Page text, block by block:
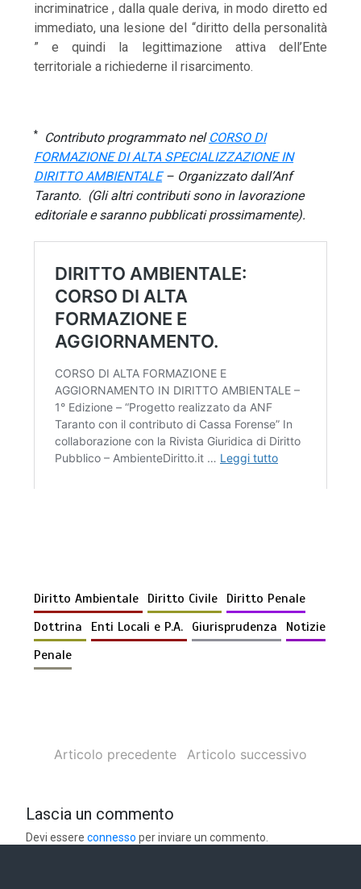
incriminatrice , dalla quale deriva, in modo diretto ed
immediato, una lesione del “diritto della personalità
” e quindi la legittimazione attiva dell’Ente
territoriale a richiederne il risarcimento.
* Contributo programmato nel CORSO DI
FORMAZIONE DI ALTA SPECIALIZZAZIONE IN
DIRITTO AMBIENTALE– Organizzato dall’Anf
Taranto. (Gli altri contributi sono in lavorazione
editoriale e saranno pubblicati prossimamente).
Diritto Ambientale Diritto Civile Diritto Penale
Dottrina
Enti Locali e P.A. Giurisprudenza
Notizie
Penale
Articolo precedente Articolo successivo
Lascia un commento
Devi essereconnesso per inviare un commento.